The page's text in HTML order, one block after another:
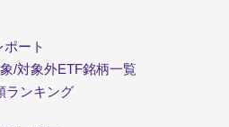
ート
/対象外ETF銘柄一覧
ランキング